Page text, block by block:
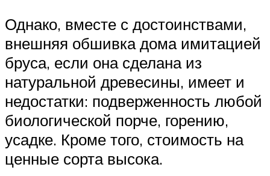
Однако, вместе с достоинствами,
внешняя обшивка дома имитацией
бруса, если она сделана из
натуральной древесины, имеет и
недостатки: подверженность любой
биологической порче, горению,
усадке. Кроме того, стоимость на
ценные сорта высока.